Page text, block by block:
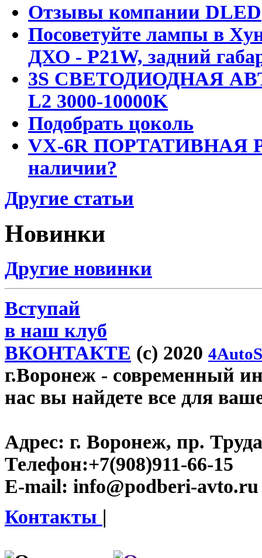
Отзывы компании DLED
Посоветуйте лампы в
ДХО - P21W, задний
3S СВЕТОДИОДНАЯ
L2 3000-10000K
Подобрать цоколь
VX-6R ПОРТАТИВНАЯ
наличии?
Другие статьи
Новинки
Другие новинки
Вступай
в наш клуб
ВКОНТАКТЕ (c) 2020
г.Воронеж - современный
нас вы найдете все для
Адрес: г. Воронеж, пр.
Телефон:+7(908)911-66-15
E-mail: info@podberi-avto.ru
Контакты |